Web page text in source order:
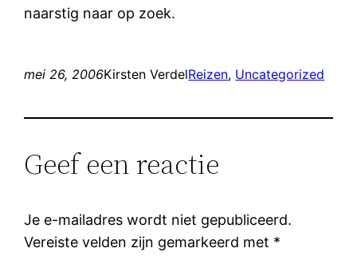
naarstig naar op zoek.
mei 26, 2006Kirsten VerdelReizen, Uncategorized
Geef een reactie
Je e-mailadres wordt niet gepubliceerd.
Vereiste velden zijn gemarkeerd met *